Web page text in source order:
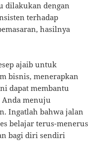
dilakukan dengan
terhadap
hasilnya
ajaib untuk
bisnis, menerapkan
dapat membantu
Anda menuju
Ingatlah bahwa jalan
belajar terus-menerus
bagi diri sendiri